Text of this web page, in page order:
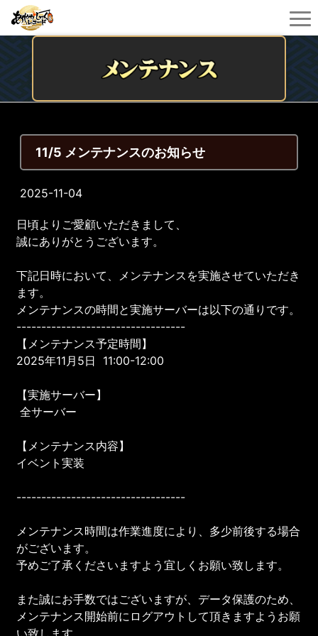
11/5 メンテナンスのお知らせ
2025-11-04
日頃よりご愛顧いただきまして、
誠にありがとうございます。
下記日時において、メンテナンスを実施させていただき
ます。
メンテナンスの時間と実施サーバーは以下の通りです。
----------------------------------
【メンテナンス予定時間】
2025年11月5日 11:00-12:00
【実施サーバー】
全サーバー
【メンテナンス内容】
イベント実装
----------------------------------
メンテナンス時間は作業進度により、多少前後する場合
がございます。
予めご了承くださいますよう宜しくお願い致します。
また誠にお手数ではございますが、データ保護のため、
メンテナンス開始前にログアウトして頂きますようお願
い致します。